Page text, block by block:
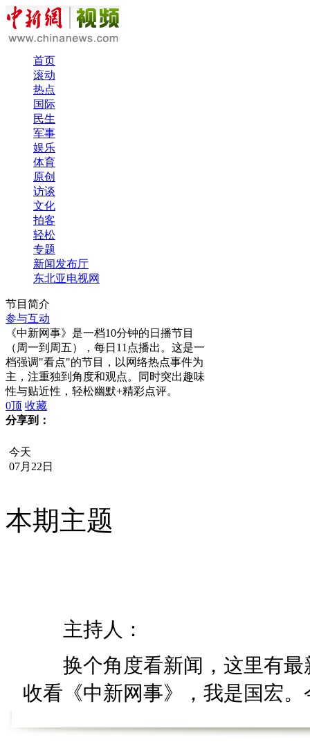
首页
滚动
热点
国际
民生
军事
娱乐
体育
原创
访谈
文化
拍客
轻松
专题
新闻发布厅
东北亚电视网
节目简介
参与互动
《中新网事》是一档10分钟的日播节目
（周一到周五），每日11点播出。这是一
档强调"看点"的节目，以网络热点事件为
主，注重独到角度和观点。同时突出趣味
性与贴近性，轻松幽默+精彩点评。
0顶 收藏
分享到：
今天
07月22日
本期主题
主持人：
换个角度看新闻，这里有最
收看《中新网事》，我是国宏